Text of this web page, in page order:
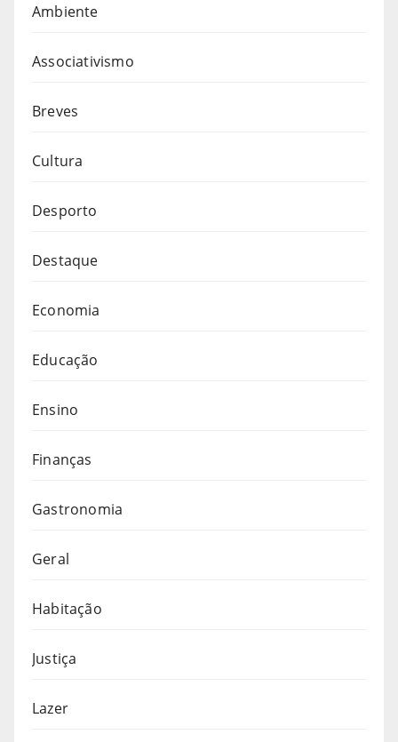
Ambiente
Associativismo
Breves
Cultura
Desporto
Destaque
Economia
Educação
Ensino
Finanças
Gastronomia
Geral
Habitação
Justiça
Lazer